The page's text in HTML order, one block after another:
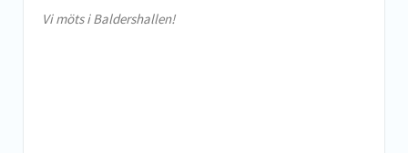
Vi möts i Baldershallen!